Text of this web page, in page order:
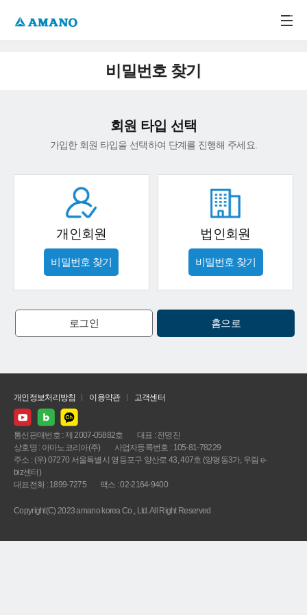
비밀번호 찾기
회원 타입 선택
가입한 회원 타입을 선택하여 단계를 진행해 주세요.
개인회원
비밀번호 찾기
법인회원
비밀번호 찾기
로그인 홈으로
개인정보처리방침 이용약관 고객센터
통신판매번호 : 제 2007-05882호
대표 : 전명진
상호명 : 아마노코리아(주)
사업자등록번호 : 105-81-78229
주소 : (우) 07270 서울특별시 영등포구 양산로 43, 407호 (양평동3가, 우림 e-
biz센터)
대표전화 : 1899-7275
팩스 : 02-2164-9400
Copyright(C) 2023 amano korea Co., Ltd. All Right Reserved